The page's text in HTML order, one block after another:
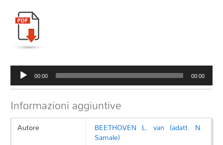
Audio
Player
00:00 00:00
Informazioni aggiuntive
Autore BEETHOVEN L. van (adatt. N.
Samale)